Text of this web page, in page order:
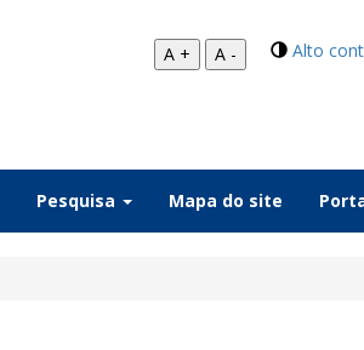
Alto
A + A -
Pesquisa Mapa do site